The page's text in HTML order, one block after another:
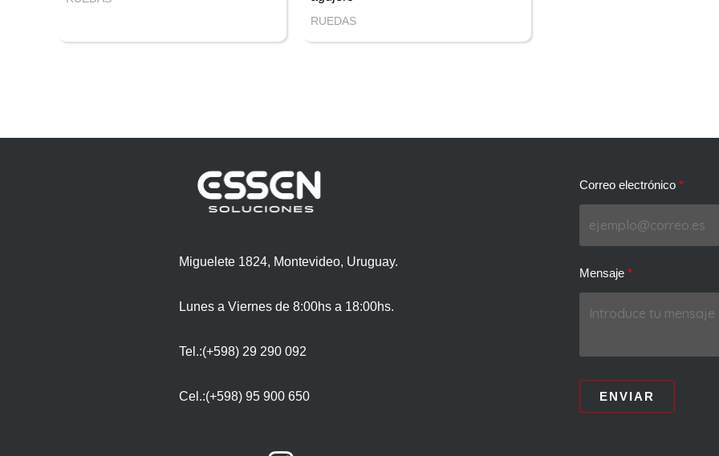
RUEDAS
Miguelete 1824, Montevideo, Uruguay.
Lunes a Viernes de 8:00hs a 18:00hs.
Tel.:(+598) 29 290 092
Cel.:(+598) 95 900 650
Correo electrónico
Mensaje
ENVIAR